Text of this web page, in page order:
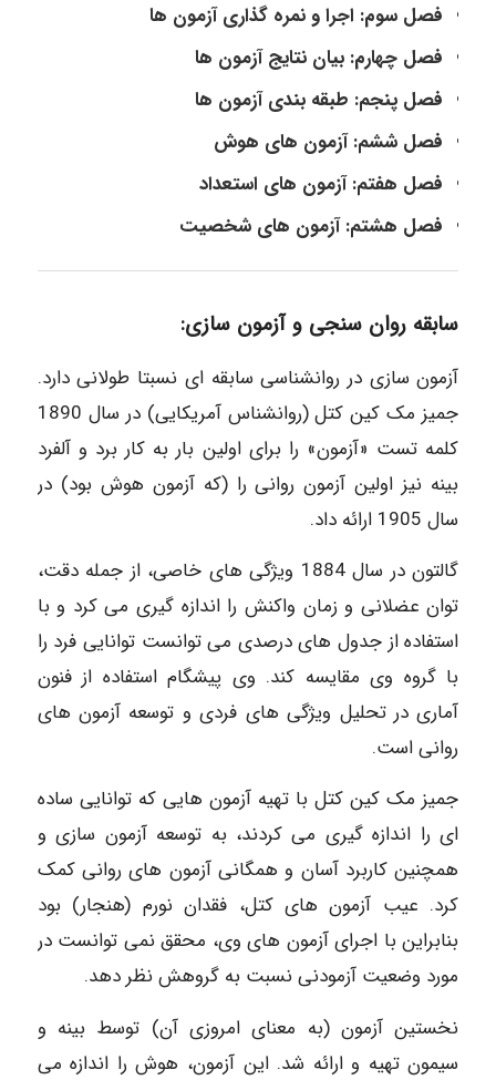
فصل سوم: اجرا و نمره گذاری آزمون ها
فصل چهارم: بیان نتایج آزمون ها
فصل پنجم: طبقه بندی آزمون ها
فصل ششم: آزمون های هوش
فصل هفتم: آزمون های استعداد
فصل هشتم: آزمون های شخصیت
سابقه روان سنجی و آزمون سازی:
آزمون سازی در روانشناسی سابقه ای نسبتا طولانی دارد.
جمیز مک کین کتل (روانشناس آمریکایی) در سال 1890
کلمه تست «آزمون» را برای اولین بار به کار برد و آلفرد
بینه نیز اولین آزمون روانی را (که آزمون هوش بود) در
سال 1905 ارائه داد.
گالتون در سال 1884 ویژگی های خاصی، از جمله دقت،
توان عضلانی و زمان واکنش را اندازه گیری می کرد و با
استفاده از جدول های درصدی می توانست توانایی فرد را
با گروه وی مقایسه کند. وی پیشگام استفاده از فنون
آماری در تحلیل ویژگی های فردی و توسعه آزمون های
روانی است.
جمیز مک کین کتل با تهیه آزمون هایی که توانایی ساده
ای را اندازه گیری می کردند، به توسعه آزمون سازی و
همچنین کاربرد آسان و همگانی آزمون های روانی کمک
کرد. عیب آزمون های کتل، فقدان نورم (هنجار) بود
بنابراین با اجرای آزمون های وی، محقق نمی توانست در
مورد وضعیت آزمودنی نسبت به گروهش نظر دهد.
نخستین آزمون (به معنای امروزی آن) توسط بینه و
سیمون تهیه و ارائه شد. این آزمون، هوش را اندازه می